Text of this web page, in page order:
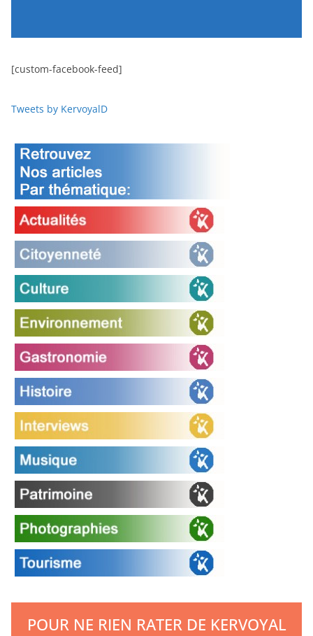
[custom-facebook-feed]
Tweets by KervoyalD
POUR NE RIEN RATER DE KERVOYAL